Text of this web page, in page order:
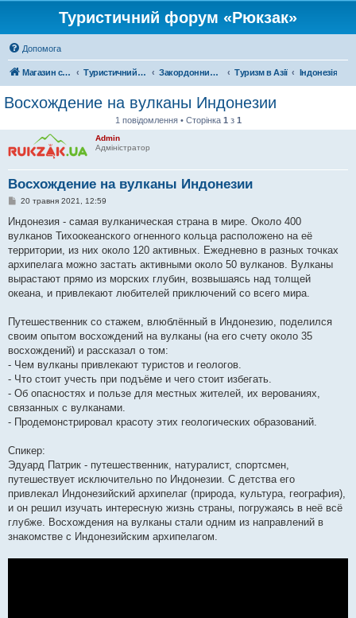
Туристичний форум «Рюкзак»
Допомога
Магазин спорядження Туристичний форум «Рюкзак» Закордонний туризм Туризм в Азії Індонезія
Восхождение на вулканы Индонезии
1 повідомлення • Сторінка 1 з 1
Admin
Адміністратор
Восхождение на вулканы Индонезии
П
в
д
о
м
л
е
н
н
20 травня 2021, 12:59
Индонезия - самая вулканическая страна в мире. Около 400
вулканов Тихоокеанского огненного кольца расположено на её
территории, из них около 120 активных. Ежедневно в разных точках
архипелага можно застать активными около 50 вулканов. Вулканы
вырастают прямо из морских глубин, возвышаясь над толщей
океана, и привлекают любителей приключений со всего мира.
Путешественник со стажем, влюблённый в Индонезию, поделился
своим опытом восхождений на вулканы (на его счету около 35
восхождений) и рассказал о том:
- Чем вулканы привлекают туристов и геологов.
- Что стоит учесть при подъёме и чего стоит избегать.
- Об опасностях и пользе для местных жителей, их верованиях,
связанных с вулканами.
- Продемонстрировал красоту этих геологических образований.
Спикер:
Эдуард Патрик - путешественник, натуралист, спортсмен,
путешествует исключительно по Индонезии. С детства его
привлекал Индонезийский архипелаг (природа, культура, география),
и он решил изучать интересную жизнь страны, погружаясь в неё всё
глубже. Восхождения на вулканы стали одним из направлений в
знакомстве с Индонезийским архипелагом.